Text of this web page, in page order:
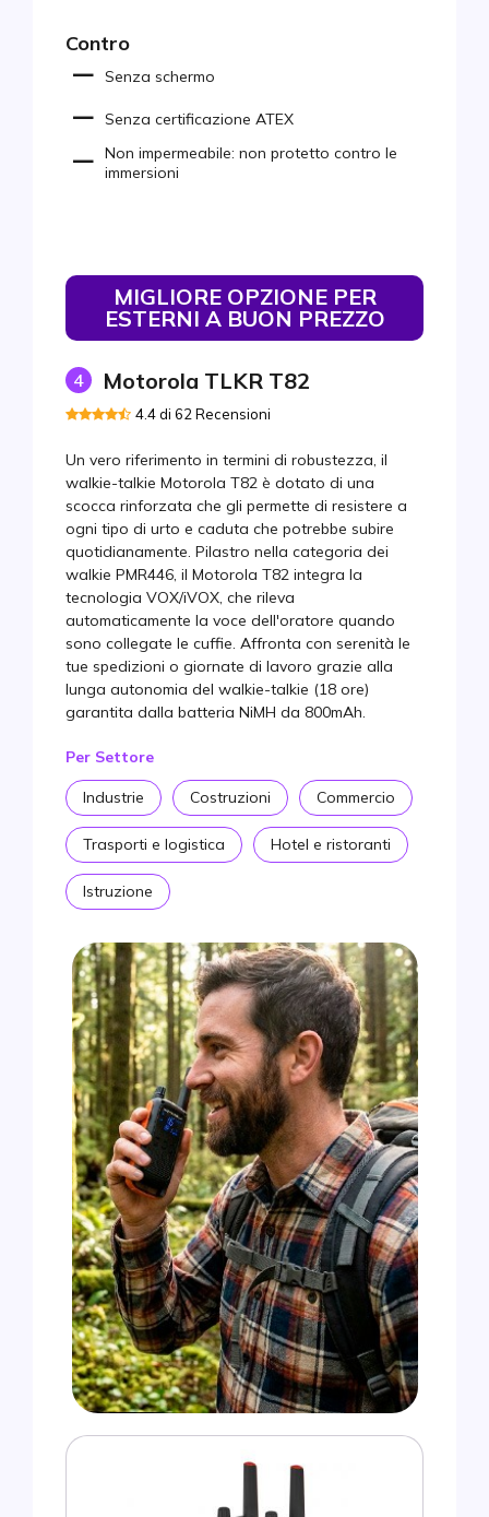
Contro
Senza schermo
Senza certificazione ATEX
Non impermeabile: non protetto contro le
immersioni
MIGLIORE OPZIONE PER
ESTERNI A BUON PREZZO
4 Motorola TLKR T82
4.4 di 62 Recensioni
Un vero riferimento in termini di robustezza, il
walkie-talkie Motorola T82 è dotato di una
scocca rinforzata che gli permette di resistere a
ogni tipo di urto e caduta che potrebbe subire
quotidianamente. Pilastro nella categoria dei
walkie PMR446, il Motorola T82 integra la
tecnologia VOX/iVOX, che rileva
automaticamente la voce dell'oratore quando
sono collegate le cuffie. Affronta con serenità le
tue spedizioni o giornate di lavoro grazie alla
lunga autonomia del walkie-talkie (18 ore)
garantita dalla batteria NiMH da 800mAh.
Per Settore
Industrie Costruzioni Commercio
Trasporti e logistica Hotel e ristoranti
Istruzione